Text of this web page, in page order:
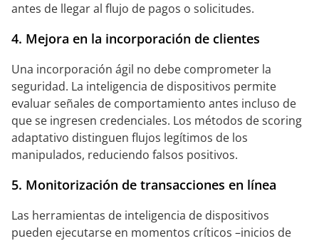
antes de llegar al flujo de pagos o solicitudes.
4. Mejora en la incorporación de clientes
Una incorporación ágil no debe comprometer la
seguridad. La inteligencia de dispositivos permite
evaluar señales de comportamiento antes incluso de
que se ingresen credenciales. Los métodos de scoring
adaptativo distinguen flujos legítimos de los
manipulados, reduciendo falsos positivos.
5. Monitorización de transacciones en línea
Las herramientas de inteligencia de dispositivos
pueden ejecutarse en momentos críticos –inicios de